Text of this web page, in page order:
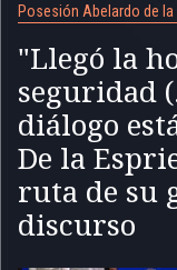
Posesión Abelardo de la
"Llegó la
seguridad
diálogo
De la
ruta de su
discurso